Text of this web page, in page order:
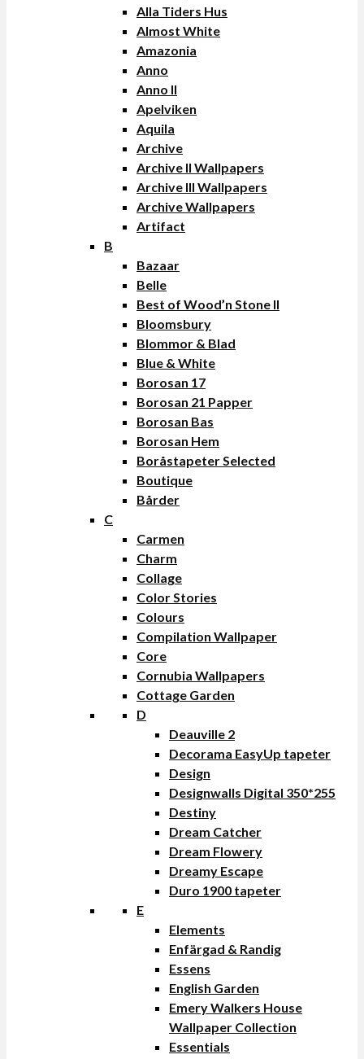
Alla Tiders Hus
Almost White
Amazonia
Anno
Anno II
Apelviken
Aquila
Archive
Archive II Wallpapers
Archive III Wallpapers
Archive Wallpapers
Artifact
B
Bazaar
Belle
Best of Wood’n Stone II
Bloomsbury
Blommor & Blad
Blue & White
Borosan 17
Borosan 21 Papper
Borosan Bas
Borosan Hem
Boråstapeter Selected
Boutique
Bårder
C
Carmen
Charm
Collage
Color Stories
Colours
Compilation Wallpaper
Core
Cornubia Wallpapers
Cottage Garden
D
Deauville 2
Decorama EasyUp tapeter
Design
Designwalls Digital 350*255
Destiny
Dream Catcher
Dream Flowery
Dreamy Escape
Duro 1900 tapeter
E
Elements
Enfärgad & Randig
Essens
English Garden
Emery Walkers House
Wallpaper Collection
Essentials